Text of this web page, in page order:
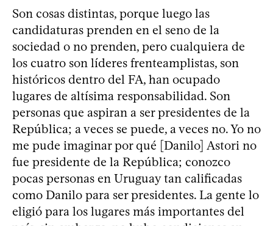
Son cosas distintas, porque luego las
candidaturas prenden en el seno de la
sociedad o no prenden, pero cualquiera de
los cuatro son líderes frenteamplistas, son
históricos dentro del FA, han ocupado
lugares de altísima responsabilidad. Son
personas que aspiran a ser presidentes de la
República; a veces se puede, a veces no. Yo no
me pude imaginar por qué [Danilo] Astori no
fue presidente de la República; conozco
pocas personas en Uruguay tan calificadas
como Danilo para ser presidentes. La gente lo
eligió para los lugares más importantes del